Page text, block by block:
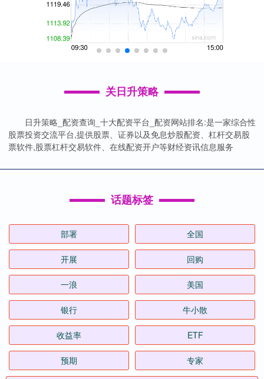
关日升策略
日升策略_配资查询_十大配资平台_配资网站排名:是一家综合性
股票投资交流平台,提供股票、证券以及免息炒股配资、杠杆交易股
票软件,股票杠杆交易软件、在线配资开户等财经资讯信息服务
话题标签
部署 全国
开展 回购
一浪 美国
银行 牛小散
收益率 ETF
预期 专家